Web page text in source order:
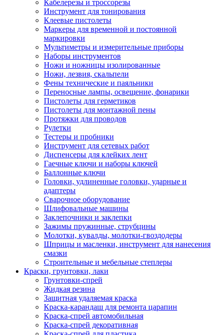
Кабелерезы и троссорезы
Инструмент для тонирования
Клеевые пистолеты
Маркеры для временной и постоянной
маркировки
Мультиметры и измерительные приборы
Наборы инструментов
Ножи и ножницы изолированные
Ножи, лезвия, скальпели
Фены технические и паяльники
Переносные лампы, освещение, фонарики
Пистолеты для герметиков
Пистолеты для монтажной пены
Протяжки для проводов
Рулетки
Тестеры и пробники
Инструмент для сетевых работ
Диспенсеры для клейких лент
Гаечные ключи и наборы ключей
Баллонные ключи
Головки, удлиненные головки, ударные и
адаптеры
Сварочное оборудование
Шлифовальные машины
Заклепочники и заклепки
Зажимы пружинные, струбцины
Молотки, кувалды, молотки-гвоздодеры
Шприцы и масленки, инструмент для нанесения
смазки
Строительные и мебельные степлеры
Краски, грунтовки, лаки
Грунтовки-спрей
Жидкая резина
Защитная удаляемая краска
Краска-карандаш для ремонта царапин
Краска-спрей автомобильная
Краска-спрей декоративная